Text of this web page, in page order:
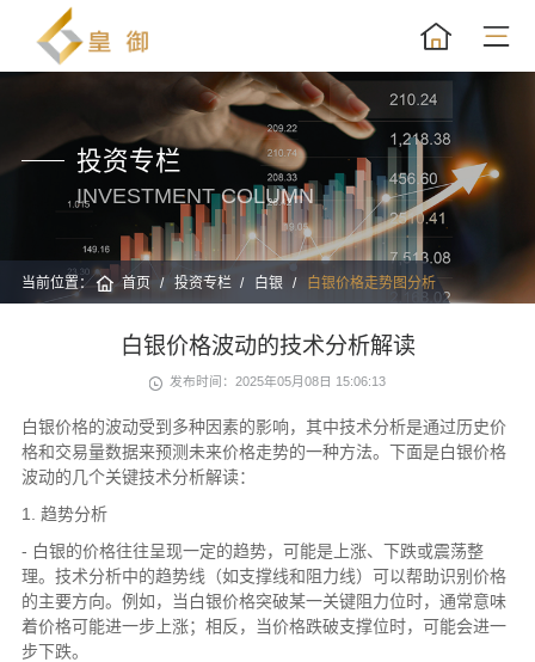
投资专栏
INVESTMENT COLUMN
当前位置： 首页 投资专栏 白银 白银价格走势图分析
白银价格波动的技术分析解读
发布时间：2025年05月08日 15:06:13
白银价格的波动受到多种因素的影响，其中技术分析是通过历史价
格和交易量数据来预测未来价格走势的一种方法。下面是白银价格
波动的几个关键技术分析解读：
1. 趋势分析
- 白银的价格往往呈现一定的趋势，可能是上涨、下跌或震荡整
理。技术分析中的趋势线（如支撑线和阻力线）可以帮助识别价格
的主要方向。例如，当白银价格突破某一关键阻力位时，通常意味
着价格可能进一步上涨；相反，当价格跌破支撑位时，可能会进一
步下跌。